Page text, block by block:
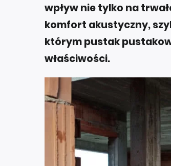
wpływ nie tylko na
komfort akustyczny,
którym pustak
właściwości.